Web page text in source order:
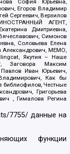
Егоров Владимир
Сергеевич, Верзилов
АГЕНТ,
Дмитриевна,
Симонов
Соловьева Елена
Александрович, МЕМО,
Якутия – Наше
Заговора Максим
Иван Юрьевич,
Как бы
библиофилов, Честные
Григорьева
, Гималова Регина
7755/ данные на
функции